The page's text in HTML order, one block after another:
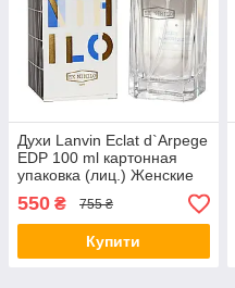
Духи Lanvin Eclat d`Arpege
EDP 100 ml картонная
упаковка (лиц.) Женские
духи Парфюм
550 ₴ 755 ₴
Купити